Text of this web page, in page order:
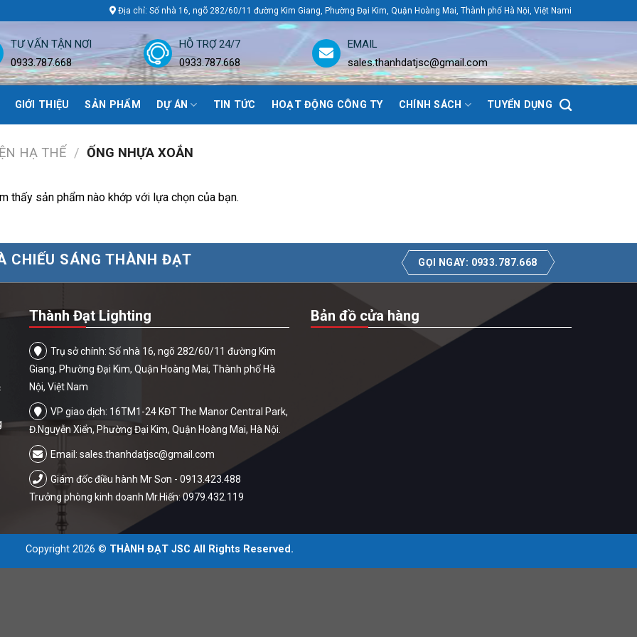
Địa chỉ: Số nhà 16, ngõ 282/60/11 đường Kim Giang, Phường Đại Kim, Quận Hoàng Mai, Thành phố Hà Nội, Việt Nami
TƯ VẤN TẬN NƠI
0933.787.668
HỖ TRỢ 24/7
0933.787.668
EMAIL
sales.thanhdatjsc@gmail.com
GIỚI THIỆU SẢN PHẨM DỰ ÁN TIN TỨC HOẠT ĐỘNG CÔNG TY CHÍNH SÁCH TUYỂN DỤNG
HẠ THẾ / ỐNG NHỰA XOẮN
thấy sản phẩm nào khớp với lựa chọn của bạn.
CHIẾU SÁNG THÀNH ĐẠT GỌI NGAY: 0933.787.668
Thành Đạt Lighting
Trụ sở chính: Số nhà 16, ngõ 282/60/11 đường Kim
Giang, Phường Đại Kim, Quận Hoàng Mai, Thành phố Hà
Nội, Việt Nam
VP giao dịch: 16TM1-24 KĐT The Manor Central Park,
Đ.Nguyễn Xiển, Phường Đại Kim, Quận Hoàng Mai, Hà Nội.
Email: sales.thanhdatjsc@gmail.com
Giám đốc điều hành Mr Sơn - 0913.423.488
Trưởng phòng kinh doanh Mr.Hiến: 0979.432.119
Bản đồ cửa hàng
Copyright 2026 © THÀNH ĐẠT JSC All Rights Reserved.